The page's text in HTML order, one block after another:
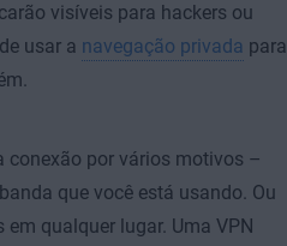
visíveis para hackers ou
usar a navegação privada para
conexão por vários motivos –
que você está usando. Ou
qualquer lugar. Uma VPN